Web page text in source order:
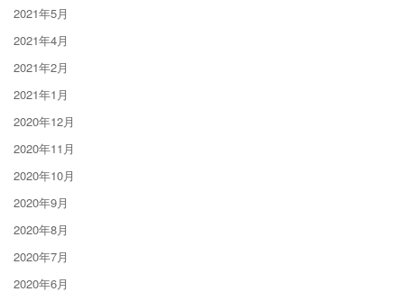
2021年5月
2021年4月
2021年2月
2021年1月
2020年12月
2020年11月
2020年10月
2020年9月
2020年8月
2020年7月
2020年6月